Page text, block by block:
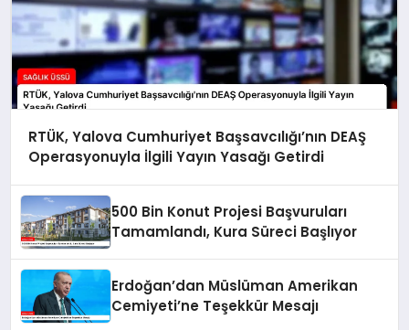
RTÜK, Yalova Cumhuriyet Başsavcılığı’nın DEAŞ
Operasyonuyla İlgili Yayın Yasağı Getirdi
500 Bin Konut Projesi Başvuruları
Tamamlandı, Kura Süreci Başlıyor
Erdoğan’dan Müslüman Amerikan
Cemiyeti’ne Teşekkür Mesajı